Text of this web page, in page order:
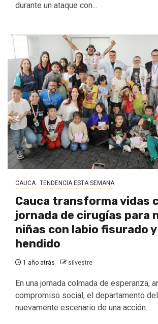
durante un ataque con...
CAUCA TENDENCIA ESTA SEMANA
Cauca transforma vidas
jornada de cirugías para
niñas con labio fisurado
hendido
1 año atrás silvestre
En una jornada colmada de esperanza,
compromiso social, el departamento
nuevamente escenario de una acción...